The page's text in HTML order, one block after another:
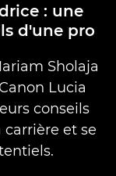
: une
d'une pro
Sholaja
Lucia
conseils
et se